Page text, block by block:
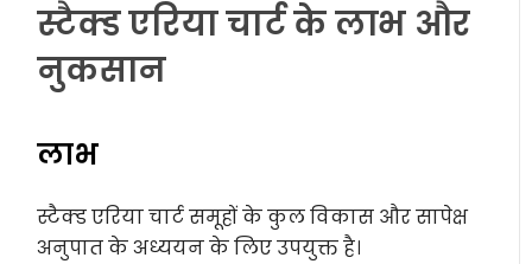
स्टैक्ड एरिया चार्ट के लाभ और
नुकसान
लाभ
स्टैक्ड एरिया चार्ट समूहों के कुल विकास और सापेक्ष
अनुपात के अध्ययन के लिए उपयुक्त है।